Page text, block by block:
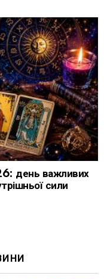
день важливих
сили